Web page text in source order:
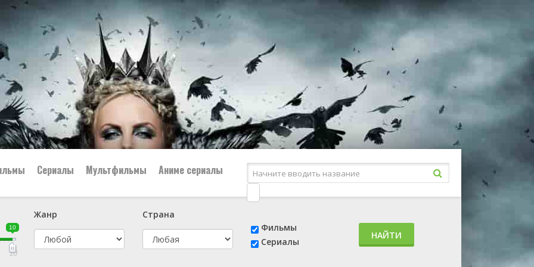
👨‍✈️ Военный
🕵️‍♂️ Детектив
Сериалы Мультфильмы Аниме сериалы
10
10
Жанр
Страна
Фильмы
Сериалы
НАЙТИ